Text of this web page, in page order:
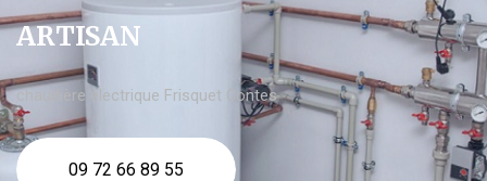
ARTISAN
chaudière électrique Frisquet Contes
09 72 66 89 55